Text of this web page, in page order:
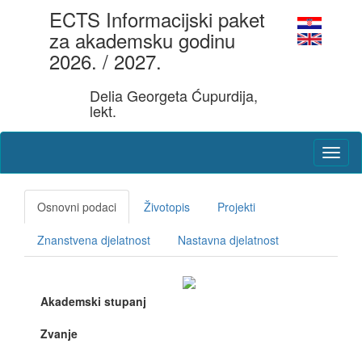
ECTS Informacijski paket
za akademsku godinu
2026. / 2027.
Delia Georgeta Ćupurdija,
lekt.
Osnovni podaci Životopis Projekti
Znanstvena djelatnost Nastavna djelatnost
Akademski stupanj
Zvanje